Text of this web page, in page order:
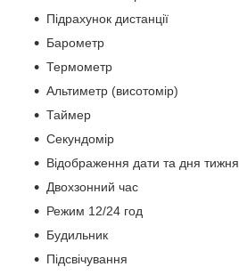
Підрахунок дистанції
Барометр
Термометр
Альтиметр (висотомір)
Таймер
Секундомір
Відображення дати та дня тижня
Двохзонний час
Режим 12/24 год
Будильник
Підсвічування